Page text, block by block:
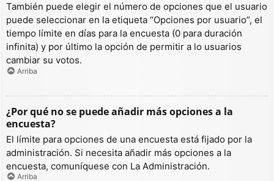
También puede elegir el número de opciones que el usuario
puede seleccionar en la etiqueta “Opciones por usuario”, el
tiempo límite en días para la encuesta (0 para duración
infinita) y por último la opción de permitir a lo usuarios
cambiar su votos.
Arriba
¿Por qué no se puede añadir más opciones a la
encuesta?
El límite para opciones de una encuesta está fijado por la
administración. Si necesita añadir más opciones a la
encuesta, comuníquese con La Administración.
Arriba